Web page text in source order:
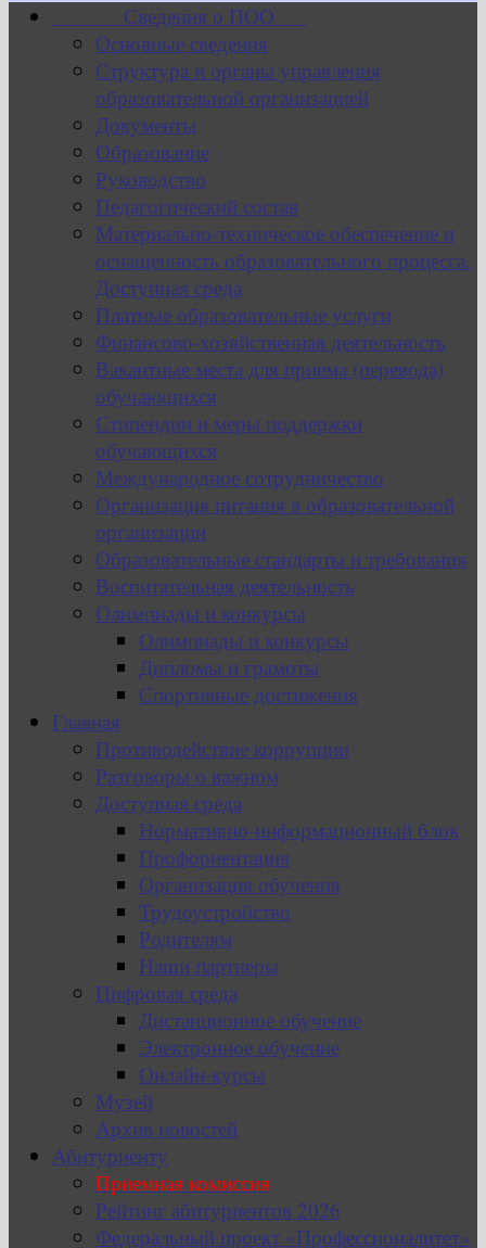
Сведения о ПОО
Основные сведения
Структура и органы управления
образовательной организацией
Документы
Образование
Руководство
Педагогический состав
Материально-техническое обеспечение и
оснащенность образовательного процесса.
Доступная среда
Платные образовательные услуги
Финансово-хозяйственная деятельность
Вакантные места для приема (перевода)
обучающихся
Стипендии и меры поддержки
обучающихся
Международное сотрудничество
Организация питания в образовательной
организации
Образовательные стандарты и требования
Воспитательная деятельность
Олимпиады и конкурсы
Олимпиады и конкурсы
Дипломы и грамоты
Спортивные достижения
Главная
Противодействие коррупции
Разговоры о важном
Доступная среда
Нормативно-информационный блок
Профориентация
Организация обучения
Трудоустройство
Родителям
Наши партнеры
Цифровая среда
Дистанционное обучение
Электронное обучение
Онлайн-курсы
Музей
Архив новостей
Абитуриенту
Приемная комиссия
Рейтинг абитуриентов 2026
Федеральный проект «Профессионалитет»